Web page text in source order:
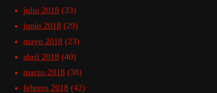
julio 2018 (33)
junio 2018 (29)
mayo 2018 (23)
abril 2018 (40)
marzo 2018 (38)
febrero 2018 (42)